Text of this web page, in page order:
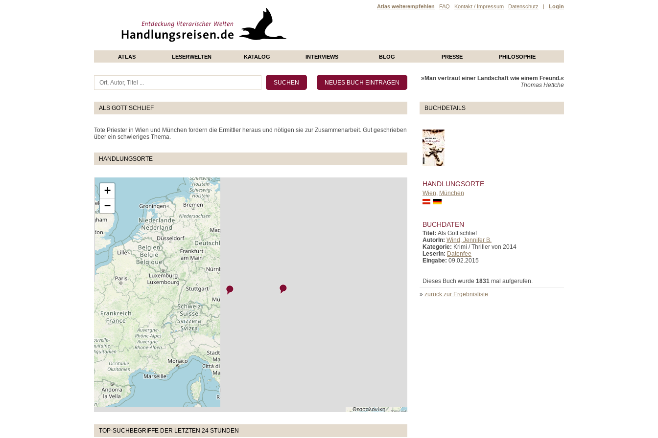
Atlas weiterempfehlen FAQ Kontakt / Impressum Datenschutz | Login
ATLAS LESERWELTEN KATALOG INTERVIEWS BLOG PRESSE PHILOSOPHIE
ALS GOTT SCHLIEF
Tote Priester in Wien und München fordern die Ermittler heraus und nötigen sie zur Zusammenarbeit. Gut geschrieben
über ein schwieriges Thema.
HANDLUNGSORTE
+
−
TOP-SUCHBEGRIFFE DER LETZTEN 24 STUNDEN
»Man vertraut einer Landschaft wie einem Freund.«
Thomas Hettche
BUCHDETAILS
HANDLUNGSORTE
Wien München
BUCHDATEN
Titel: Als Gott schlief
AutorIn: Wind, Jennifer B.
Kategorie: Krimi / Thriller von 2014
LeserIn: Datenfee
Eingabe: 09.02.2015
Dieses Buch wurde 1831 mal aufgerufen.
» zurück zur Ergebnisliste